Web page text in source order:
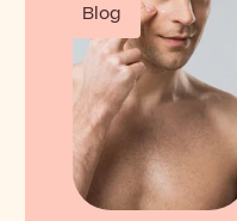
Blog